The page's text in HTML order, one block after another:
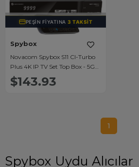
TÜKENDI
PEŞIN FIYATINA3 TAKSIT
Spybox
Novacom Spybox S11 CI-Turbo
Plus 4K IP TV Set Top Box - 5G
Wifi Adaptör Dahil
$143.93
1
Spybox Uydu Alıcılar